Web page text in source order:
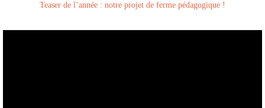
Teaser de l’année : notre projet de ferme pédagogique !